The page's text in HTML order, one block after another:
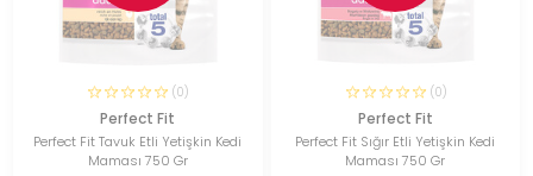
(0)
Perfect Fit
Perfect Fit Tavuk Etli Yetişkin Kedi
Maması 750 Gr
(0)
Perfect Fit
Perfect Fit Sığır Etli Yetişkin Kedi
Maması 750 Gr